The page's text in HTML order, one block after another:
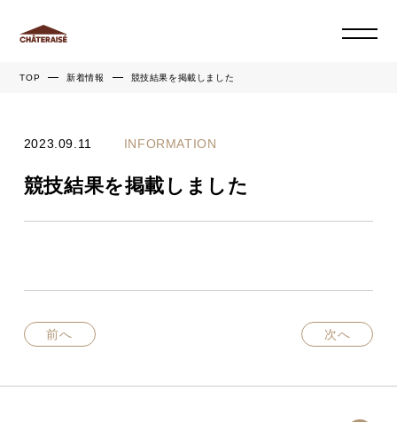
TOP 新着情報 競技結果を掲載しました
2023.09.11 INFORMATION
競技結果を掲載しました
前へ 次へ